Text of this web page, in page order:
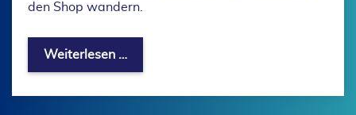
den Shop wandern.
Weiterlesen …